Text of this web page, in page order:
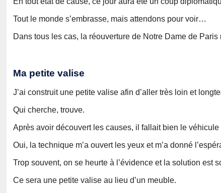
Tout le monde s’embrasse, mais attendons pour voir…
Dans tous les cas, la réouverture de Notre Dame de
Ma petite valise
J’ai construit une petite valise afin d’aller très loin et
Qui cherche, trouve.
Après avoir découvert les causes, il fallait bien le
Oui, la technique m’a ouvert les yeux et m’a donné
Trop souvent, on se heurte à l’évidence et la solution est
Ce sera une petite valise au lieu d’un meuble.